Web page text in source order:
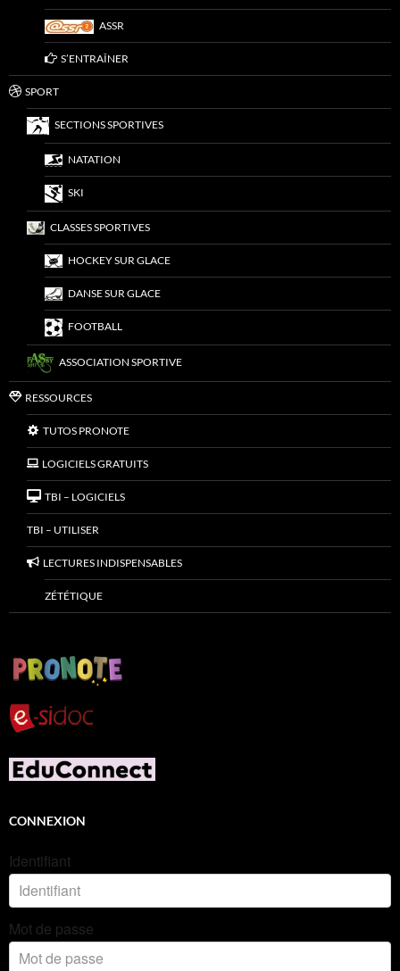
ASSR
S’ENTRAÎNER
SPORT
SECTIONS SPORTIVES
NATATION
SKI
CLASSES SPORTIVES
HOCKEY SUR GLACE
DANSE SUR GLACE
FOOTBALL
ASSOCIATION SPORTIVE
RESSOURCES
TUTOS PRONOTE
LOGICIELS GRATUITS
TBI – LOGICIELS
TBI – UTILISER
LECTURES INDISPENSABLES
ZÉTÉTIQUE
CONNEXION
Identifiant
Mot de passe